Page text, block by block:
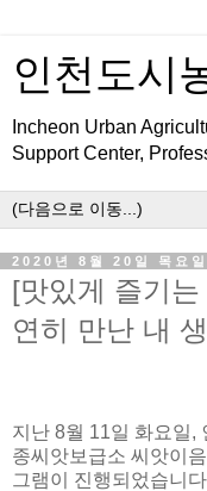
인천도시
Incheon Urban
Support Center,
2020년 8월 20일 목요일
[맛있게 즐기
연히 만난 내
지난 8월 11일 화요일,
종씨앗보급소 씨앗이
그램이 진행되었습니